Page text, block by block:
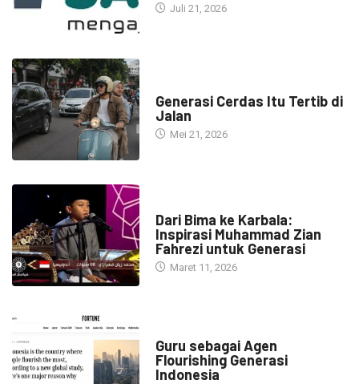
Juli 21, 2026
Generasi Cerdas Itu Tertib di
Jalan
Mei 21, 2026
Dari Bima ke Karbala:
Inspirasi Muhammad Zian
Fahrezi untuk Generasi
Maret 11, 2026
Guru sebagai Agen
Flourishing Generasi
Indonesia